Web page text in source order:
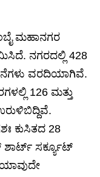
ಮಹಾನಗರ
ನಗರದಲ್ಲಿ 428
ವರದಿಯಾಗಿವೆ.
126 ಮತ್ತು
ಕುಸಿತದ 28
ಸರ್ಕ್ಯೂಟ್